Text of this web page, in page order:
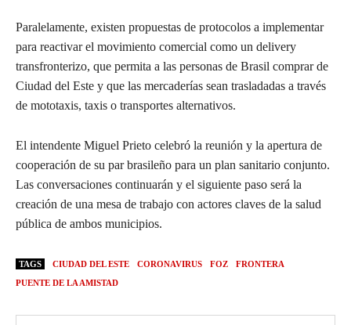
Paralelamente, existen propuestas de protocolos a implementar
para reactivar el movimiento comercial como un delivery
transfronterizo, que permita a las personas de Brasil comprar de
Ciudad del Este y que las mercaderías sean trasladadas a través
de mototaxis, taxis o transportes alternativos.
El intendente Miguel Prieto celebró la reunión y la apertura de
cooperación de su par brasileño para un plan sanitario conjunto.
Las conversaciones continuarán y el siguiente paso será la
creación de una mesa de trabajo con actores claves de la salud
pública de ambos municipios.
TAGS CIUDAD DEL ESTE CORONAVIRUS FOZ
FRONTERA
PUENTE DE LA AMISTAD